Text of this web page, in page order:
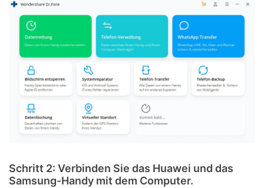
Schritt 2: Verbinden Sie das Huawei und das
Samsung-Handy mit dem Computer.